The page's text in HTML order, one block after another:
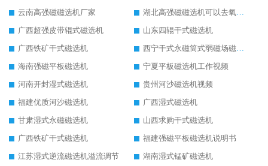
云南高强磁磁选机厂家
湖北高强磁磁选机可以去氧化铝
广西超强皮带辊式磁选机
山东四辊干式磁选机
广西铁矿干式磁选机
西宁干式永磁筒式弱磁场磁选机结构图
海南强磁平板磁选机
宁夏平板磁选机工作视频
河南开封湿式磁选机
贵州河沙磁选机视频
福建优质河沙磁选机
广西湿式磁选机
甘肃湿式永磁磁选机
山西求购干式磁选机
广西铁矿干式磁选机
福建强磁平板磁选机说明书
江苏湿式逆流磁选机溢流调节
湖南湿式锰矿磁选机